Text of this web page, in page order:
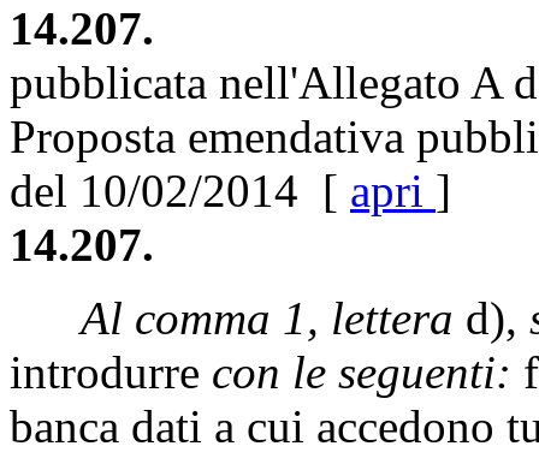
14.207.
pubblicata nell'Allegato A
Proposta emendativa
del 10/02/2014 [ apri ]
14.207.
Al comma 1, lettera d),
introdurre con le seguenti:
banca dati a cui accedono